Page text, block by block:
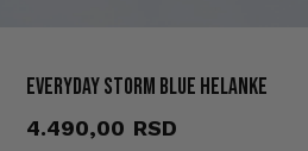
EVERYDAY Storm Blue helanke
4.490,00
Ime*